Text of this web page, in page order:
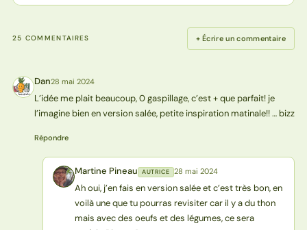
25 COMMENTAIRES + Écrire un commentaire
D Dan28 mai 2024
L’idée me plait beaucoup, 0 gaspillage, c’est + que parfait! je
l’imagine bien en version salée, petite inspiration matinale!! … bizz
Répondre
MP Martine Pineau AUTRICE 28 mai 2024
Ah oui, j’en fais en version salée et c’est très bon, en
voilà une que tu pourras revisiter car il y a du thon
mais avec des oeufs et des légumes, ce sera